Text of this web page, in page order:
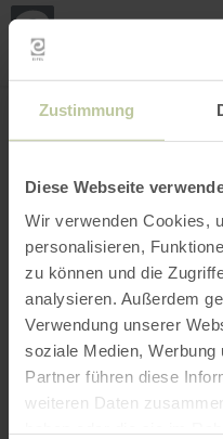
Zustimmung
Diese Webseite
Wir verwenden Cookies,
personalisieren,
zu können und die
analysieren. Außerdem
Verwendung unserer
soziale Medien, Werbung
Partner führen diese
weiteren Daten